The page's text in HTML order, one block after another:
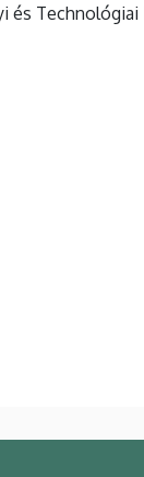
Technológiai